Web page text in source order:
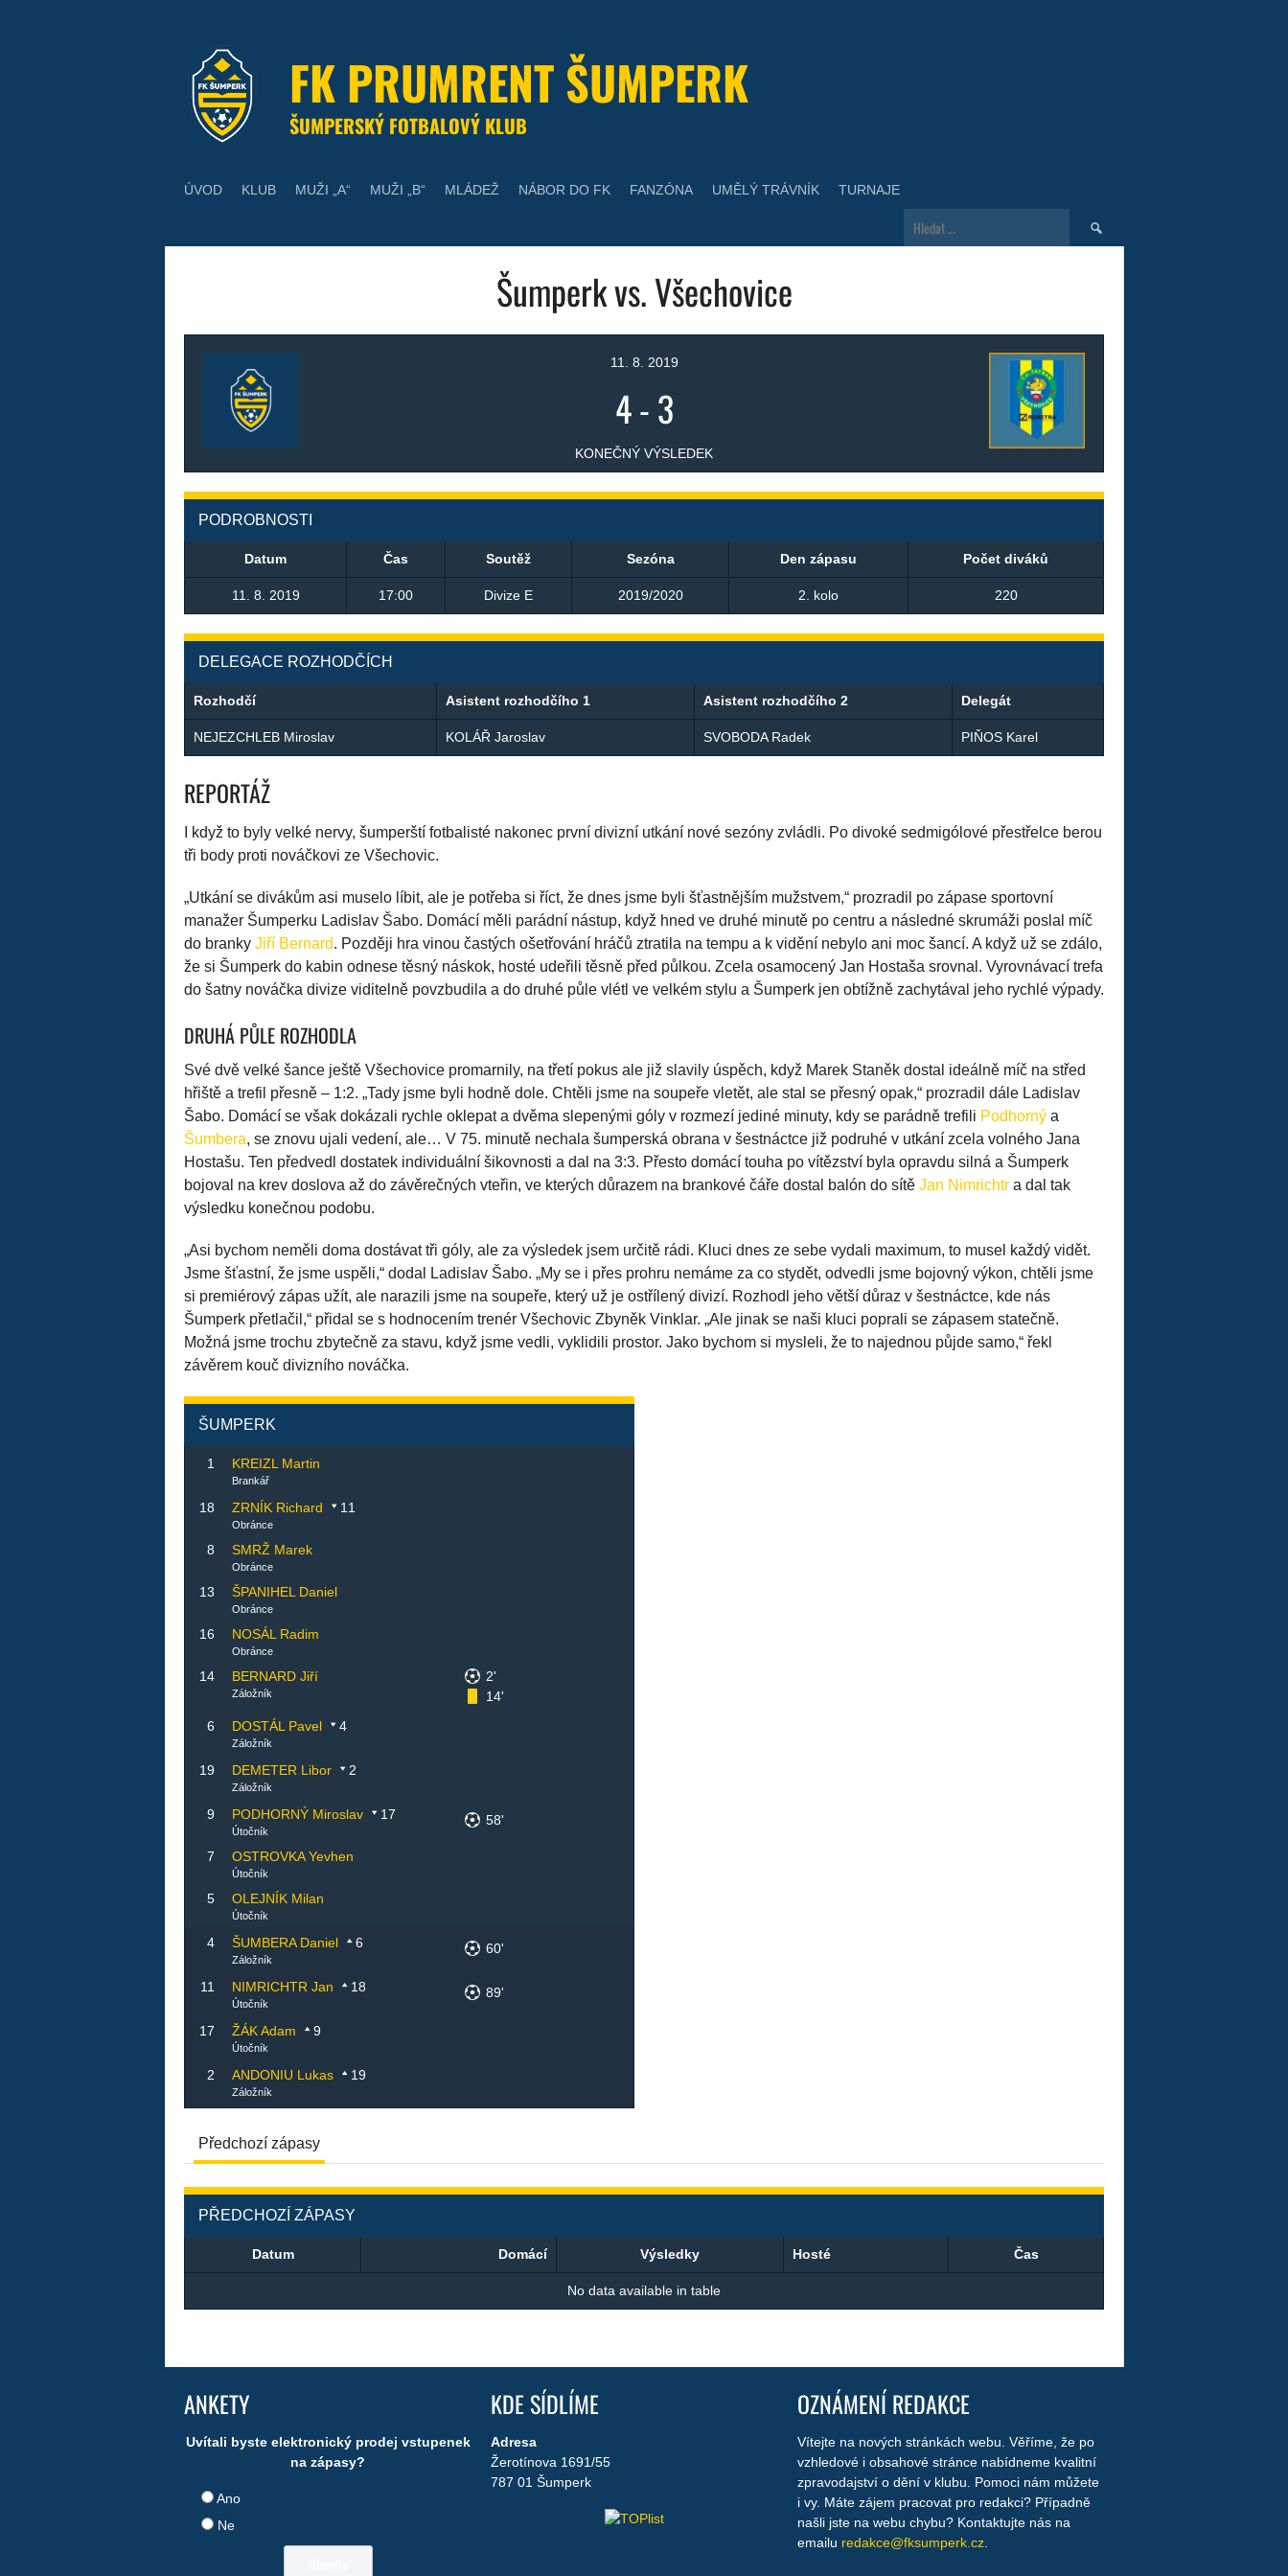
FK PRUMRENT ŠUMPERK
ŠUMPERSKÝ FOTBALOVÝ KLUB
ÚVOD KLUB MUŽI „A“ MUŽI „B“ MLÁDEŽ NÁBOR DO FK FANZÓNA UMĚLÝ TRÁVNÍK TURNAJE
Vyhledávání
Šumperk vs. Všechovice
11. 8. 2019
4-3
KONEČNÝ VÝSLEDEK
PODROBNOSTI
Datum Čas Soutěž Sezóna Den zápasu Počet diváků
11. 8. 2019 17:00 Divize E 2019/2020 2. kolo 220
DELEGACE ROZHODČÍCH
Rozhodčí Asistent rozhodčího 1 Asistent rozhodčího 2 Delegát
NEJEZCHLEB Miroslav KOLÁŘ Jaroslav SVOBODA Radek PIŇOS Karel
REPORTÁŽ
I když to byly velké nervy, šumperští fotbalisté nakonec první divizní utkání nové sezóny zvládli. Po divoké sedmigólové přestřelce berou
tři body proti nováčkovi ze Všechovic.
„Utkání se divákům asi muselo líbit, ale je potřeba si říct, že dnes jsme byli šťastnějším mužstvem,“ prozradil po zápase sportovní
manažer Šumperku Ladislav Šabo. Domácí měli parádní nástup, když hned ve druhé minutě po centru a následné skrumáži poslal míč
do branky Jiří Bernard. Později hra vinou častých ošetřování hráčů ztratila na tempu a k vidění nebylo ani moc šancí. A když už se zdálo,
že si Šumperk do kabin odnese těsný náskok, hosté udeřili těsně před půlkou. Zcela osamocený Jan Hostaša srovnal. Vyrovnávací trefa
do šatny nováčka divize viditelně povzbudila a do druhé půle vlétl ve velkém stylu a Šumperk jen obtížně zachytával jeho rychlé výpady.
DRUHÁ PŮLE ROZHODLA
Své dvě velké šance ještě Všechovice promarnily, na třetí pokus ale již slavily úspěch, když Marek Staněk dostal ideálně míč na střed
hřiště a trefil přesně – 1:2. „Tady jsme byli hodně dole. Chtěli jsme na soupeře vletět, ale stal se přesný opak,“ prozradil dále Ladislav
Šabo. Domácí se však dokázali rychle oklepat a dvěma slepenými góly v rozmezí jediné minuty, kdy se parádně trefili Podhorný a
Šumbera, se znovu ujali vedení, ale… V 75. minutě nechala šumperská obrana v šestnáctce již podruhé v utkání zcela volného Jana
Hostašu. Ten předvedl dostatek individuální šikovnosti a dal na 3:3. Přesto domácí touha po vítězství byla opravdu silná a Šumperk
bojoval na krev doslova až do závěrečných vteřin, ve kterých důrazem na brankové čáře dostal balón do sítě Jan Nimrichtr a dal tak
výsledku konečnou podobu.
„Asi bychom neměli doma dostávat tři góly, ale za výsledek jsem určitě rádi. Kluci dnes ze sebe vydali maximum, to musel každý vidět.
Jsme šťastní, že jsme uspěli,“ dodal Ladislav Šabo. „My se i přes prohru nemáme za co stydět, odvedli jsme bojovný výkon, chtěli jsme
si premiérový zápas užít, ale narazili jsme na soupeře, který už je ostřílený divizí. Rozhodl jeho větší důraz v šestnáctce, kde nás
Šumperk přetlačil,“ přidal se s hodnocením trenér Všechovic Zbyněk Vinklar. „Ale jinak se naši kluci poprali se zápasem statečně.
Možná jsme trochu zbytečně za stavu, když jsme vedli, vyklidili prostor. Jako bychom si mysleli, že to najednou půjde samo,“ řekl
závěrem kouč divizního nováčka.
ŠUMPERK
1 KREIZL Martin
Brankář
18 ZRNÍK Richard 11
Obránce
8 SMRŽ Marek
Obránce
13 ŠPANIHEL Daniel
Obránce
16 NOSÁL Radim
Obránce
14 BERNARD Jiří
Záložník
2'
14'
6
DOSTÁL Pavel 4
Záložník
19 DEMETER Libor 2
Záložník
9 PODHORNÝ Miroslav 17
Útočník
58'
7 OSTROVKA Yevhen
Útočník
5 OLEJNÍK Milan
Útočník
4 ŠUMBERA Daniel 6
Záložník
60'
11 NIMRICHTR Jan 18
Útočník
89'
17 ŽÁK Adam 9
Útočník
2 ANDONIU Lukas 19
Záložník
Předchozí zápasy
PŘEDCHOZÍ ZÁPASY
Datum Domácí Výsledky Hosté Čas
No data available in table
ANKETY
Uvítali byste elektronický prodej vstupenek
na zápasy?
Ano
Ne
KDE SÍDLÍME
Adresa
Žerotínova 1691/55
787 01 Šumperk
OZNÁMENÍ REDAKCE
Vítejte na nových stránkách webu. Věříme, že po
vzhledové i obsahové stránce nabídneme kvalitní
zpravodajství o dění v klubu. Pomoci nám můžete
i vy. Máte zájem pracovat pro redakci? Případně
našli jste na webu chybu? Kontaktujte nás na
emailu redakce@fksumperk.cz